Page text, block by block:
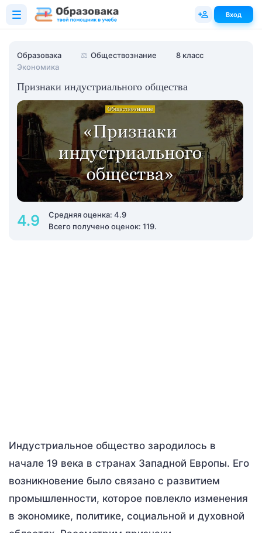
Образовака ⚖️ Обществознание
8 класс
Экономика
Признаки индустриального общества
4.9
Средняя оценка: 4.9
Всего получено оценок: 119.
Индустриальное общество зародилось в
начале 19 века в странах Западной Европы. Его
возникновение было связано с развитием
промышленности, которое повлекло изменения
в экономике, политике, социальной и духовной
Вход